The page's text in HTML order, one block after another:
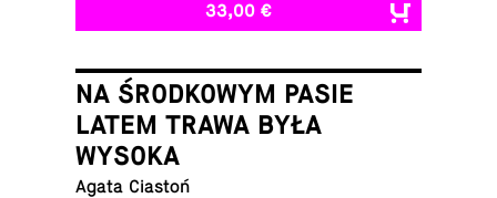
33,00 €
NA ŚRODKOWYM PASIE
LATEM TRAWA BYŁA
WYSOKA
Agata Ciastoń